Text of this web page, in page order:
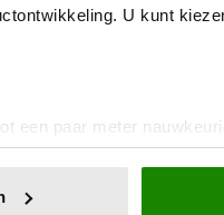
U kunt
een paar meter
eigenschappen